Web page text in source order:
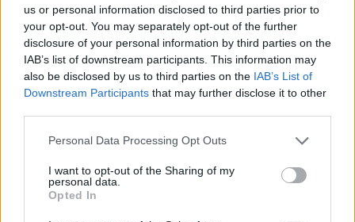
us or personal information disclosed to third parties prior to
your opt-out. You may separately opt-out of the further
disclosure of your personal information by third parties on the
IAB’s list of downstream participants. This information may
also be disclosed by us to third parties on the IAB’s List of
Downstream Participants that may further disclose it to other
Please note that this website/app uses one or more Google
not limited to your visit or usage behaviour. You may click to
grant or deny consent to Google and its third-party tags to
use your data for below specified purposes in below Google
Personal Data Processing Opt Outs
I want to opt-out of the Sharing of my
personal data.
Opted In
Jön még kép!